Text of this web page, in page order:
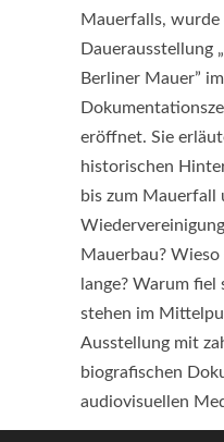
Mauerfalls, wurde
Dauerausstellung
Berliner Mauer”
eröffnet. Sie
historischen
bis zum Mauerfall
Mauerbau?
lange? Warum fiel
stehen im
Ausstellung mit
biografischen
audiovisuellen